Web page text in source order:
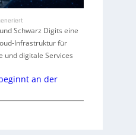
Schwarz Digits eine
Infrastruktur für
und digitale Services
an der